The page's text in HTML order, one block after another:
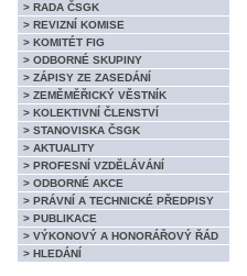
> RADA ČSGK
> REVIZNÍ KOMISE
> KOMITÉT FIG
> ODBORNÉ SKUPINY
> ZÁPISY ZE ZASEDÁNÍ
> ZEMĚMĚŘICKÝ VĚSTNÍK
> KOLEKTIVNÍ ČLENSTVÍ
> STANOVISKA ČSGK
> AKTUALITY
> PROFESNÍ VZDĚLÁVÁNÍ
> ODBORNÉ AKCE
> PRÁVNÍ A TECHNICKÉ PŘEDPISY
> PUBLIKACE
> VÝKONOVÝ A HONORÁŘOVÝ ŘÁD
> HLEDÁNÍ